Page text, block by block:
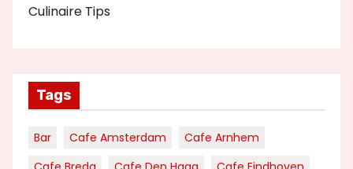
Culinaire Tips
Tags
Bar Cafe Amsterdam
Cafe Arnhem